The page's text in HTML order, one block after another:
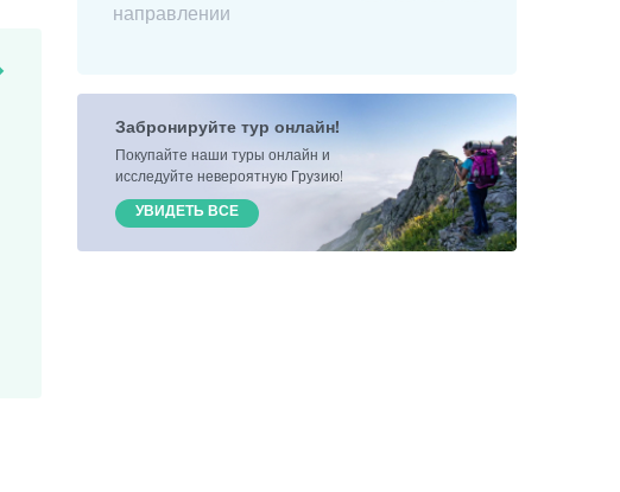
направлении
Забронируйте тур онлайн!
Покупайте наши туры онлайн и
исследуйте невероятную Грузию!
УВИДЕТЬ ВСЕ